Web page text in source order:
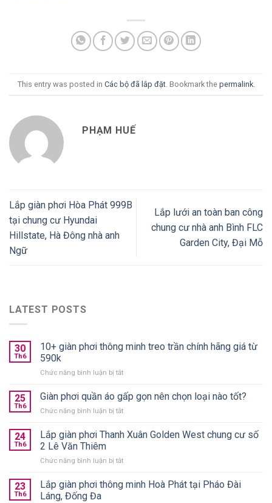
This entry was posted in Các bộ đã lắp đặt. Bookmark the permalink.
PHẠM HUẾ
Lắp giàn phơi Hòa Phát 999B
tại chung cư Hyundai
Hillstate, Hà Đông nhà anh
Ngữ
Lắp lưới an toàn ban công
chung cư nhà anh Bình FLC
Garden City, Đại Mỗ
LATEST POSTS
30
Th6
10+ giàn phơi thông minh treo trần chính hãng giá từ
590k
Chức năng bình luận bị tắtở
giàn
phơi
thông
treo
hãng
từ
25
Th6
Giàn phơi quần áo gấp gọn nên chọn loại nào tốt?
Chức năng bình luận bị tắtở
phơi
gấp
nên
24
Th6
Lắp giàn phơi Thanh Xuân Golden West chung cư số
2 Lê Văn Thiêm
Chức năng bình luận bị tắtở
giàn
23
Th6
Lắp giàn phơi thông minh Hoà Phát tại Pháo Đài
Láng, Đống Đa